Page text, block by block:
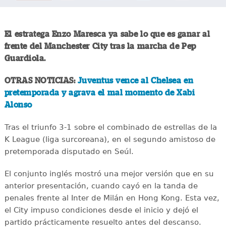
El estratega Enzo Maresca ya sabe lo que es ganar al
frente del Manchester City tras la marcha de Pep
Guardiola.
OTRAS NOTICIAS: Juventus vence al Chelsea en
pretemporada y agrava el mal momento de Xabi
Alonso
Tras el triunfo 3-1 sobre el combinado de estrellas de la
K League (liga surcoreana), en el segundo amistoso de
pretemporada disputado en Seúl.
El conjunto inglés mostró una mejor versión que en su
anterior presentación, cuando cayó en la tanda de
penales frente al Inter de Milán en Hong Kong. Esta vez,
el City impuso condiciones desde el inicio y dejó el
partido prácticamente resuelto antes del descanso.